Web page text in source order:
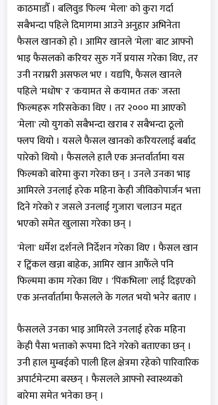
काठमाडौँ । बलिवुड फिल्म 'मेला' को कुरा गर्दा
सबैभन्दा पहिले दिमागमा आउने अनुहार अभिनेता
फैसल खानको हो । आमिर खानले 'मेला' बाट आफ्नो
भाइ फैसलको करियर सुरु गर्ने प्रयास गरेका थिए, तर
उनी नराम्ररी असफल भए । यद्यपि, फैसल खानले
पहिले 'मधोष' र 'कयामत से कयामत तक' जस्ता
फिल्महरू गरिसकेका थिए । तर २००० मा आएको
'मेला' त्यो युगको सबैभन्दा खराब र सबैभन्दा ठूलो
फ्लप थियो । यसले फैसल खानको करियरलाई बर्बाद
पारेको थियो । फैसलले हालै एक अन्तर्वार्तामा यस
फिल्मको बारेमा कुरा गरेका छन् । उनले उनका भाइ
आमिरले उनलाई हरेक महिना केही जीविकोपार्जन भत्ता
दिने गरेको र जसले उनलाई गुजारा चलाउन मद्दत
भएको समेत खुलासा गरेका छन् ।
'मेला' धर्मेश दर्शनले निर्देशन गरेका थिए । फैसल खान
र ट्विंकल खन्ना बाहेक, आमिर खान आफैंले पनि
फिल्ममा काम गरेका थिए । 'पिंकभिला' लाई दिइएको
एक अन्तर्वार्तामा फैसलले के गलत भयो भनेर बताए ।
फैसलले उनका भाइ आमिरले उनलाई हरेक महिना
केही पैसा भत्ताको रूपमा दिने गरेको बताएका छन् ।
उनी हाल मुम्बईको पाली हिल क्षेत्रमा रहेको पारिवारिक
अपार्टमेन्टमा बस्छन् । फैसलले आफ्नो स्वास्थ्यको
बारेमा समेत भनेका छन् ।